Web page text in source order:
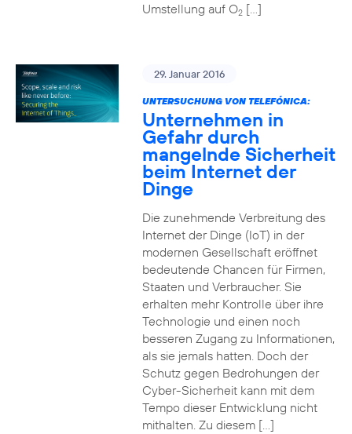
Umstellung auf O2[…]
29. Januar 2016
UNTERSUCHUNG VON TELEFÓNICA:
Unternehmen in
Gefahr durch
mangelnde Sicherheit
beim Internet der
Dinge
Die zunehmende Verbreitung des
Internet der Dinge (IoT) in der
modernen Gesellschaft eröffnet
bedeutende Chancen für Firmen,
Staaten und Verbraucher. Sie
erhalten mehr Kontrolle über ihre
Technologie und einen noch
besseren Zugang zu Informationen,
als sie jemals hatten. Doch der
Schutz gegen Bedrohungen der
Cyber-Sicherheit kann mit dem
Tempo dieser Entwicklung nicht
mithalten. Zu diesem […]